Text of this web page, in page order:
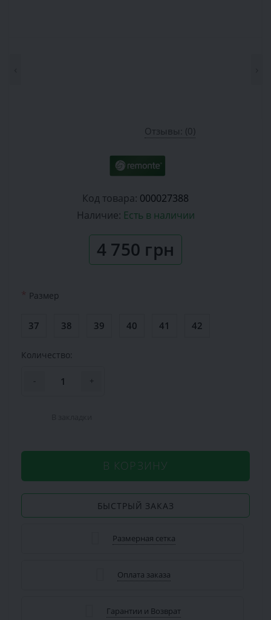
Отзывы: (0)
Код товара: 000027388
Наличие: Есть в наличии
4 750 грн
* Размер
37 38 39 40 41 42
Количество:
- +
В КОРЗИНУ
БЫСТРЫЙ ЗАКАЗ
Размерная сетка
Оплата заказа
Гарантии и Возврат